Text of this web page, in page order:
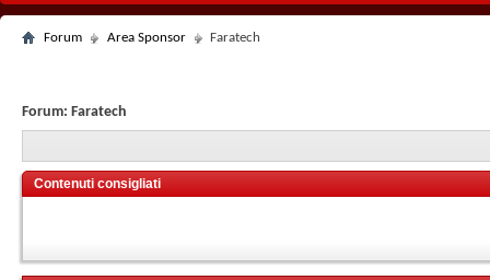
Forum Area Sponsor Faratech
Forum: Faratech
Contenuti consigliati